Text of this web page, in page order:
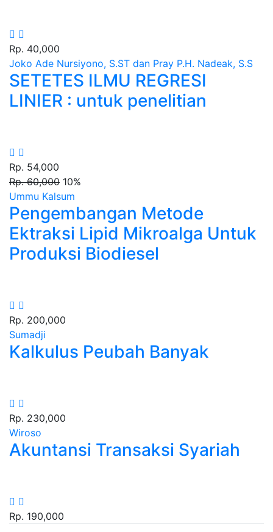
Rp. 40,000
Joko Ade Nursiyono, S.ST dan Pray P.H. Nadeak, S.S
SETETES ILMU REGRESI
LINIER : untuk penelitian
Rp. 54,000
Rp. 60,000 10%
Ummu Kalsum
Pengembangan Metode
Ektraksi Lipid Mikroalga Untuk
Produksi Biodiesel
Rp. 200,000
Sumadji
Kalkulus Peubah Banyak
Rp. 230,000
Wiroso
Akuntansi Transaksi Syariah
Rp. 190,000